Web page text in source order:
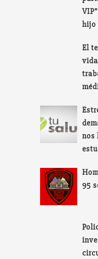
hijo
El
nos
95